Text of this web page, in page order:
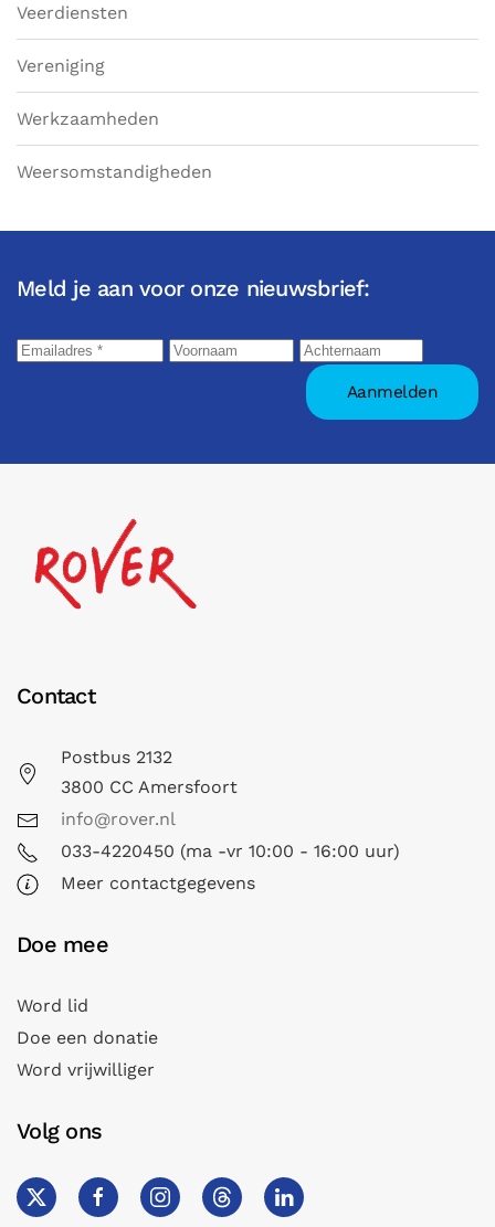
Veerdiensten
Vereniging
Werkzaamheden
Weersomstandigheden
Meld je aan voor onze nieuwsbrief:
Contact
Postbus 2132
3800 CC Amersfoort
info@rover.nl
033-4220450 (ma -vr 10:00 - 16:00 uur)
Meer contactgegevens
Doe mee
Word lid
Doe een donatie
Word vrijwilliger
Volg ons